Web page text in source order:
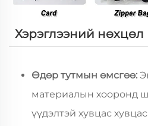
Хэрэглээний нөхцөл
Өдөр тутмын өмсгөө:
материалын хооронд
үүдэлтэй хувцас